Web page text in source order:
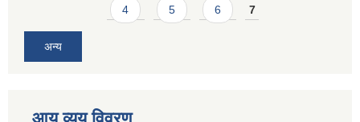
4 5 6 7
अन्य